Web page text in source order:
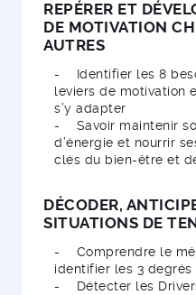
REPÉRER ET
DE MOTIVATION
AUTRES
- Identifier les 8
leviers de motivation
s’y adapter
- Savoir maintenir
d’énergie et nourrir
clés du bien-être et
DÉCODER,
SITUATIONS DE
- Comprendre le
identifier les 3 degrés
- Détecter les